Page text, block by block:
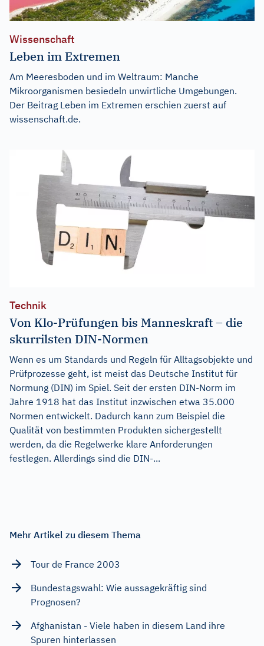
Wissenschaft
Leben im Extremen
Am Meeresboden und im Weltraum: Manche
Mikroorganismen besiedeln unwirtliche Umgebungen.
Der Beitrag Leben im Extremen erschien zuerst auf
wissenschaft.de.
Technik
Von Klo-Prüfungen bis Manneskraft – die
skurrilsten DIN-Normen
Wenn es um Standards und Regeln für Alltagsobjekte und
Prüfprozesse geht, ist meist das Deutsche Institut für
Normung (DIN) im Spiel. Seit der ersten DIN-Norm im
Jahre 1918 hat das Institut inzwischen etwa 35.000
Normen entwickelt. Dadurch kann zum Beispiel die
Qualität von bestimmten Produkten sichergestellt
werden, da die Regelwerke klare Anforderungen
festlegen. Allerdings sind die DIN-...
Mehr Artikel zu diesem Thema
Tour de France 2003
Bundestagswahl: Wie aussagekräftig sind
Prognosen?
Afghanistan - Viele haben in diesem Land ihre
Spuren hinterlassen